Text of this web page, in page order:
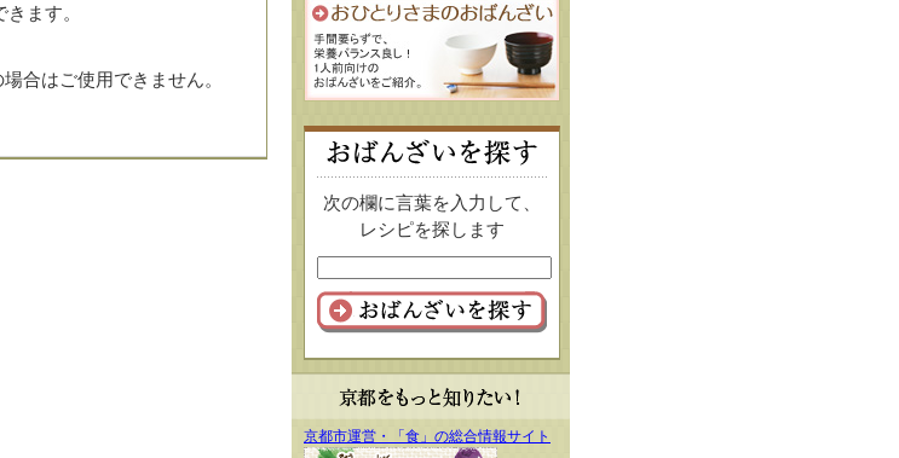
ます。
合はご使用できません。
次の欄に言葉を入力して、
レシピを探します
京都市運営・「食」の総合情報サイト